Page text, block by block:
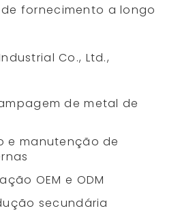
fornecimento a longo
Co., Ltd.,
de metal de
e manutenção de
OEM e ODM
secundária